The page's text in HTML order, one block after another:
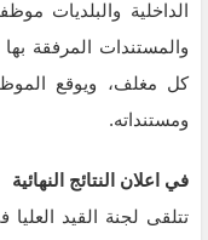
الداخلية والبلديات
والمستندات المرفقة
كل مغلف، ويوقع
ومستنداته.
في اعلان النتائج النهائية
تتلقى لجنة القيد العليا